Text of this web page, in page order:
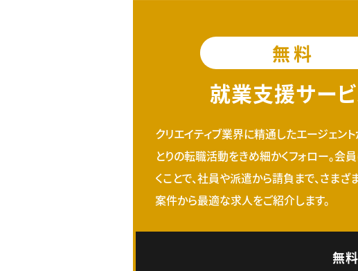
無料
就業支援サー
クリエイティブ業界に精通したエージェン
とりの転職活動をきめ細かくフォロー。会
くことで、社員や派遣から請負まで、さま
案件から最適な求人をご紹介します。
無